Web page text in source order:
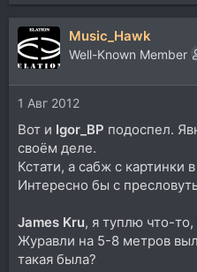
а
ц
и
и
:
Music_Hawk
Well-Known Member
1 Авг 2012
Вот и Igor_BP подоспел.
своём деле.
Кстати, а сабж с картинки
Интересно бы с
James Kru, я туплю что-
Журавли на 5-8 метров
такая была?